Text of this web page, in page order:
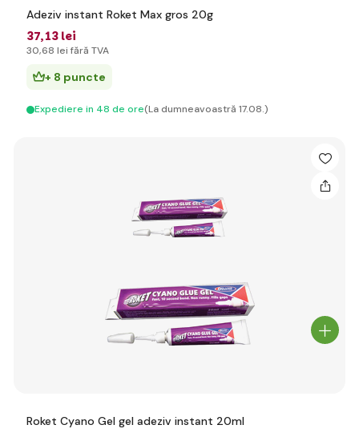
Adeziv instant Roket Max gros 20g
37,13 lei
30,68 lei fără TVA
+ 8 puncte
Expediere in 48 de ore(La dumneavoastră 17.08.)
Roket Cyano Gel gel adeziv instant 20ml